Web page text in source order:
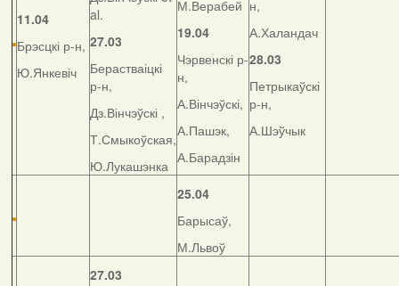
11.04
Брэсцкі р-н,
Ю.Янкевіч
al.
27.03
Берастваіцкі
р-н,
Дз.Вінчэўскі ,
Т.Смыкоўская,
Ю.Лукашэнка
М.Верабей
19.04
Чэрвенскі р-
н,
А.Вінчэўскі,
А.Пашэк,
А.Барадзін
н,
А.Халандач
28.03
Петрыкаўскі
р-н,
А.Шэўчык
25.04
Барысаў,
М.Львоў
27.03